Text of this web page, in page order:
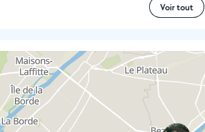
Voir tout